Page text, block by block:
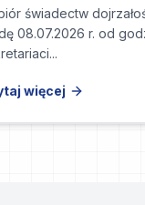
świadectw
08.07.2026 r. od
więcej